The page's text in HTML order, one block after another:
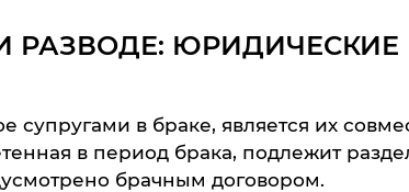
РАЗВОДЕ: ЮРИДИЧЕСКИЕ
в браке, является их
в период брака, подлежит
брачным договором.